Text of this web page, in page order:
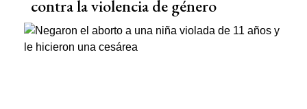
contra la violencia de género